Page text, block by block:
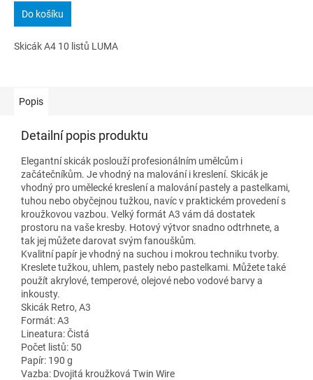
Do košíku
Skicák A4 10 listů LUMA
Popis
Detailní popis produktu
Elegantní skicák poslouží profesionálním umělcům i
začátečníkům. Je vhodný na malování i kreslení. Skicák je
vhodný pro umělecké kreslení a malování pastely a pastelkami,
tuhou nebo obyčejnou tužkou, navíc v praktickém provedení s
kroužkovou vazbou. Velký formát A3 vám dá dostatek
prostoru na vaše kresby. Hotový výtvor snadno odtrhnete, a
tak jej můžete darovat svým fanouškům.
Kvalitní papír je vhodný na suchou i mokrou techniku tvorby.
Kreslete tužkou, uhlem, pastely nebo pastelkami. Můžete také
použít akrylové, temperové, olejové nebo vodové barvy a
inkousty.
Skicák Retro, A3
Formát: A3
Lineatura: Čistá
Počet listů: 50
Papír: 190 g
Vazba: Dvojitá kroužková Twin Wire